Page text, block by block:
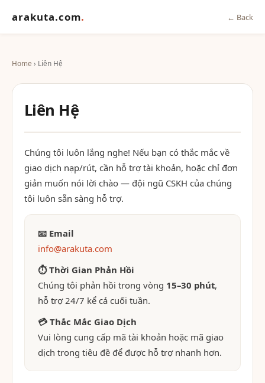
arakuta.com. ← Back
Home › Liên Hệ
Liên Hệ
Chúng tôi luôn lắng nghe! Nếu bạn có thắc mắc về
giao dịch nạp/rút, cần hỗ trợ tài khoản, hoặc chỉ đơn
giản muốn nói lời chào — đội ngũ CSKH của chúng
tôi luôn sẵn sàng hỗ trợ.
📧 Email
info@arakuta.com
⏱ Thời Gian Phản Hồi
Chúng tôi phản hồi trong vòng 15–30 phút,
hỗ trợ 24/7 kể cả cuối tuần.
💳 Thắc Mắc Giao Dịch
Vui lòng cung cấp mã tài khoản hoặc mã giao
dịch trong tiêu đề để được hỗ trợ nhanh hơn.